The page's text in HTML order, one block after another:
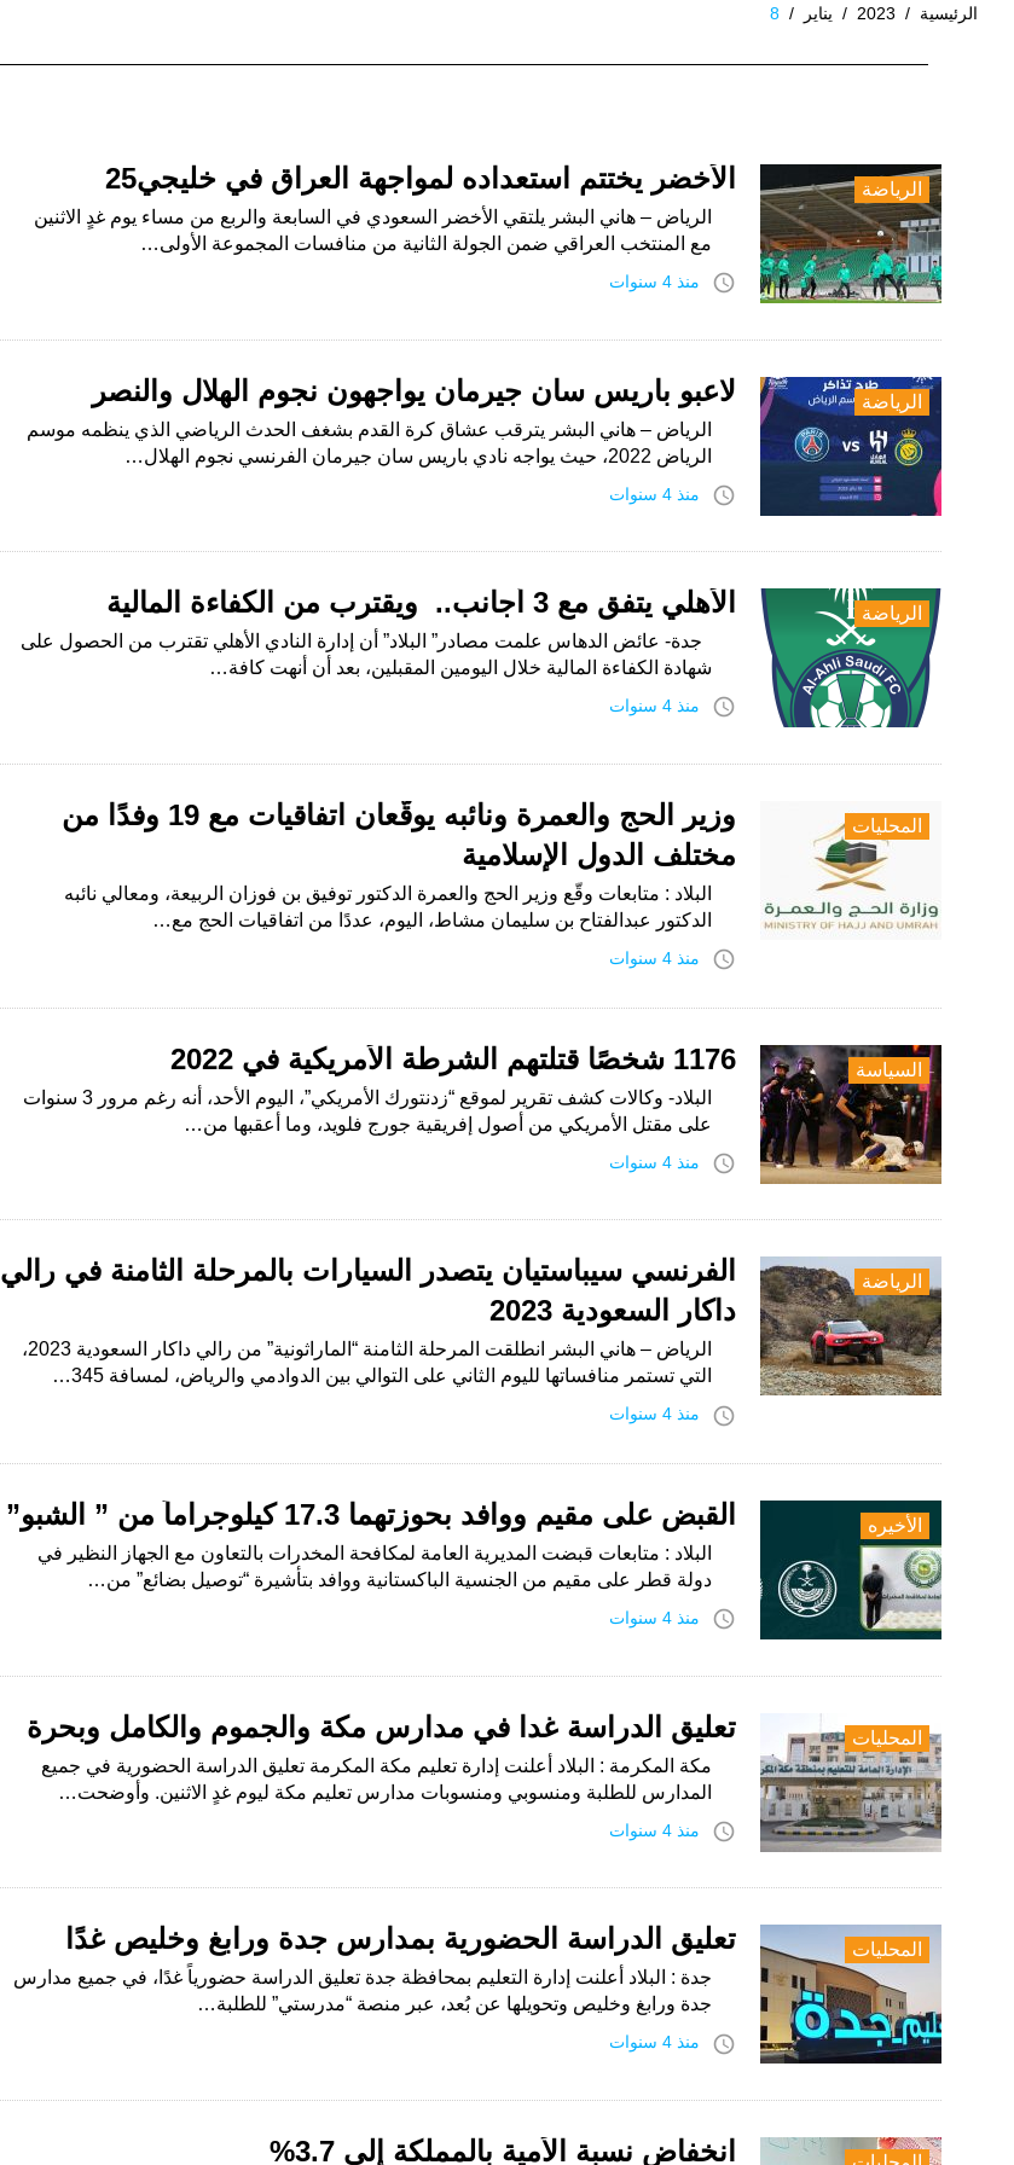
الرئيسية /
2023
/ يناير /
8
يناير،
2023
الرياضة الأخضر يختتم استعداده لمواجهة العراق في خليجي25
الرياض – هاني البشر يلتقي الأخضر السعودي في السابعة والربع من مساء يوم غدٍ الاثنين
مع المنتخب العراقي ضمن الجولة الثانية من منافسات المجموعة الأولى…
access_time منذ 4 سنوات
الرياضة لاعبو باريس سان جيرمان يواجهون نجوم الهلال والنصر
الرياض – هاني البشر يترقب عشاق كرة القدم بشغف الحدث الرياضي الذي ينظمه موسم
الرياض 2022، حيث يواجه نادي باريس سان جيرمان الفرنسي نجوم الهلال…
access_time منذ 4 سنوات
الرياضة الأهلي يتفق مع 3 أجانب.. ويقترب من الكفاءة المالية
جدة- عائض الدهاس علمت مصادر” البلاد” أن إدارة النادي الأهلي تقترب من الحصول على
شهادة الكفاءة المالية خلال اليومين المقبلين، بعد أن أنهت كافة…
access_time منذ 4 سنوات
المحليات
وزير الحج والعمرة ونائبه يوقّعان اتفاقيات مع 19 وفدًا من
مختلف الدول الإسلامية
البلاد : متابعات وقّع وزير الحج والعمرة الدكتور توفيق بن فوزان الربيعة، ومعالي نائبه
الدكتور عبدالفتاح بن سليمان مشاط، اليوم، عددًا من اتفاقيات الحج مع…
access_time منذ 4 سنوات
السياسة 1176 شخصًا قتلتهم الشرطة الأمريكية في 2022
البلاد- وكالات كشف تقرير لموقع “زدنتورك الأمريكي”، اليوم الأحد، أنه رغم مرور 3 سنوات
على مقتل الأمريكي من أصول إفريقية جورج فلويد، وما أعقبها من…
access_time منذ 4 سنوات
الرياضة
الفرنسي سيباستيان يتصدر السيارات بالمرحلة الثامنة في رالي
داكار السعودية 2023
الرياض – هاني البشر انطلقت المرحلة الثامنة “الماراثونية” من رالي داكار السعودية 2023،
التي تستمر منافساتها لليوم الثاني على التوالي بين الدوادمي والرياض، لمسافة 345…
access_time منذ 4 سنوات
الأخيره القبض على مقيم ووافد بحوزتهما 17.3 كيلوجراماً من ” الشبو”
البلاد : متابعات قبضت المديرية العامة لمكافحة المخدرات بالتعاون مع الجهاز النظير في
دولة قطر على مقيم من الجنسية الباكستانية ووافد بتأشيرة “توصيل بضائع” من…
access_time منذ 4 سنوات
المحليات تعليق الدراسة غدا في مدارس مكة والجموم والكامل وبحرة
مكة المكرمة : البلاد أعلنت إدارة تعليم مكة المكرمة تعليق الدراسة الحضورية في جميع
المدارس للطلبة ومنسوبي ومنسوبات مدارس ‎تعليم مكة ليوم غدٍ الاثنين. وأوضحت…
access_time منذ 4 سنوات
المحليات تعليق الدراسة الحضورية بمدارس جدة ورابغ وخليص غدًا
جدة : البلاد أعلنت إدارة التعليم بمحافظة جدة تعليق الدراسة حضورياً غدًا، في جميع مدارس
جدة ورابغ وخليص وتحويلها عن بُعد، عبر منصة “مدرستي” للطلبة…
access_time منذ 4 سنوات
انخفاض نسبة الأمية بالمملكة إلى 3.7%